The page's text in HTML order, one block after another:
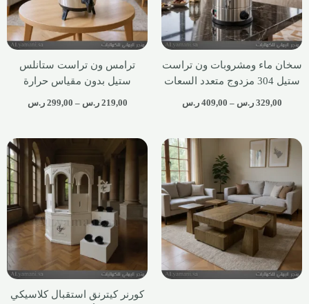
سخان ماء ومشروبات ون تراست
ستيل 304 مزدوج متعدد السعات
329,00 ر.س –
409,00 ر.س
ترامس ون تراست ستانلس
ستيل بدون مقياس حرارة
219,00 ر.س –
299,00 ر.س
كورنر كيترنق استقبال كلاسيكي